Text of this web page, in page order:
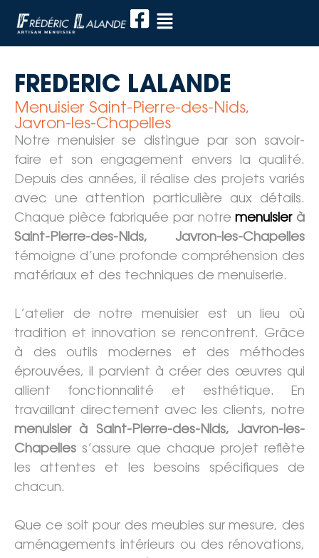
FREDERIC LALANDE
Menuisier Saint-Pierre-des-Nids,
Javron-les-Chapelles
Notre menuisier se distingue par son savoir-
faire et son engagement envers la qualité.
Depuis des années, il réalise des projets variés
avec une attention particulière aux détails.
Chaque pièce fabriquée par notremenuisierà
Saint-Pierre-des-Nids, Javron-les-Chapelles
témoigne d’une profonde compréhension des
matériaux et des techniques de menuiserie.
L’atelier de notre menuisier est un lieu où
tradition et innovation se rencontrent. Grâce
à des outils modernes et des méthodes
éprouvées, il parvient à créer des œuvres qui
allient fonctionnalité et esthétique. En
travaillant directement avec les clients, notre
menuisier à Saint-Pierre-des-Nids, Javron-les-
Chapelles s’assure que chaque projet reflète
les attentes et les besoins spécifiques de
chacun.
Que ce soit pour des meubles sur mesure, des
aménagements intérieurs ou des rénovations,